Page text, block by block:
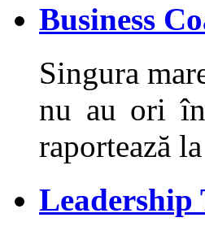
Business
Singura
nu au ori
raportează
Leadership